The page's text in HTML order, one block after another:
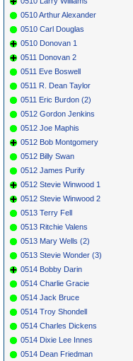
0510 Arthur Alexander
0510 Carl Douglas
0510 Donovan 1
0511 Donovan 2
0511 Eve Boswell
0511 R. Dean Taylor
0511 Eric Burdon (2)
0512 Gordon Jenkins
0512 Joe Maphis
0512 Bob Montgomery
0512 Billy Swan
0512 James Purify
0512 Stevie Winwood 1
0512 Stevie Winwood 2
0513 Terry Fell
0513 Ritchie Valens
0513 Mary Wells (2)
0513 Stevie Wonder (3)
0514 Bobby Darin
0514 Charlie Gracie
0514 Jack Bruce
0514 Troy Shondell
0514 Charles Dickens
0514 Dixie Lee Innes
0514 Dean Friedman